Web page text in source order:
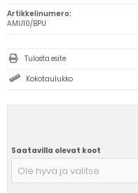
Saatavilla olevat koot
Ole hyvä ja valitse
Artikkelinumero:
AMU10/BPU
Tulosta esite
Kokotaulukko